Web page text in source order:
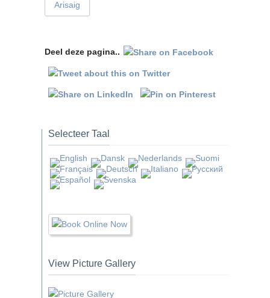
Deel deze pagina..
Selecteer Taal
View Picture Gallery